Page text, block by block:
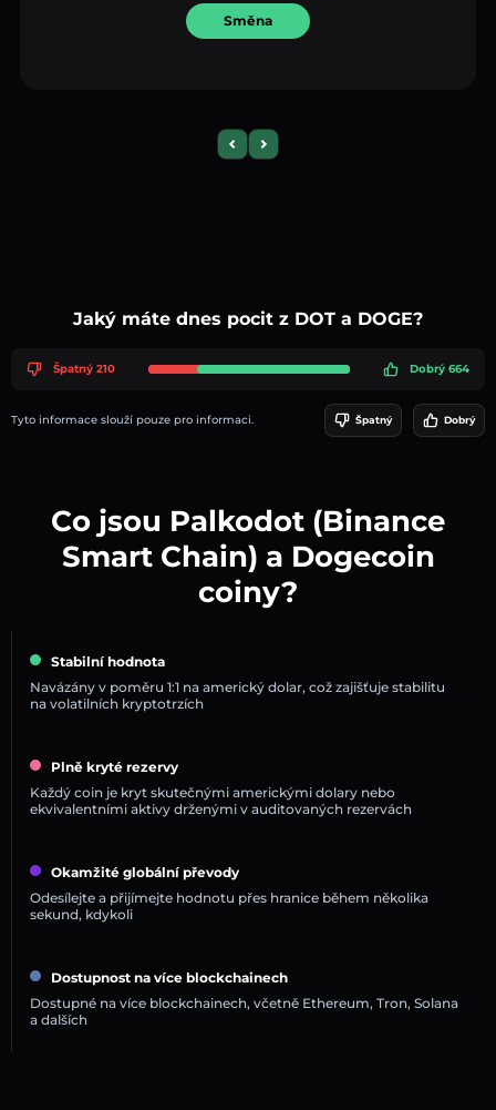
Směna
Previous slide
Next slide
Jaký máte dnes pocit z DOT a DOGE?
Špatný 210 Dobrý 664
Tyto informace slouží pouze pro informaci. Špatný Dobrý
Co jsou Palkodot (Binance
Smart Chain) a Dogecoin
coiny?
Stabilní hodnota
Navázány v poměru 1:1 na americký dolar, což zajišťuje stabilitu
na volatilních kryptotrzích
Plně kryté rezervy
Každý coin je kryt skutečnými americkými dolary nebo
ekvivalentními aktivy drženými v auditovaných rezervách
Okamžité globální převody
Odesílejte a přijímejte hodnotu přes hranice během několika
sekund, kdykoli
Dostupnost na více blockchainech
Dostupné na více blockchainech, včetně Ethereum, Tron, Solana
a dalších